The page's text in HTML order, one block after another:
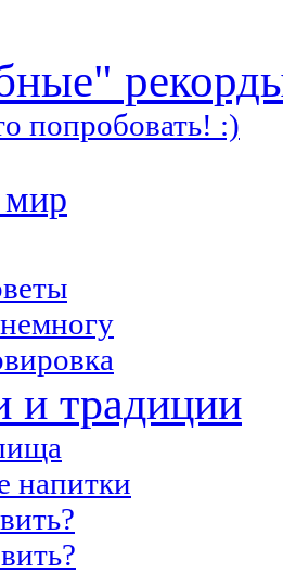
попробовать! :)
и традиции
напитки